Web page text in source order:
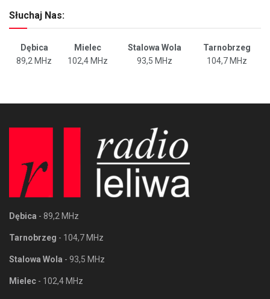
Słuchaj Nas:
Dębica Mielec Stalowa Wola
Tarnobrzeg
89,2 MHz
102,4 MHz 93,5 MHz 104,7 MHz
Dębica - 89,2 MHz
Tarnobrzeg - 104,7 MHz
Stalowa Wola - 93,5 MHz
Mielec - 102,4 MHz